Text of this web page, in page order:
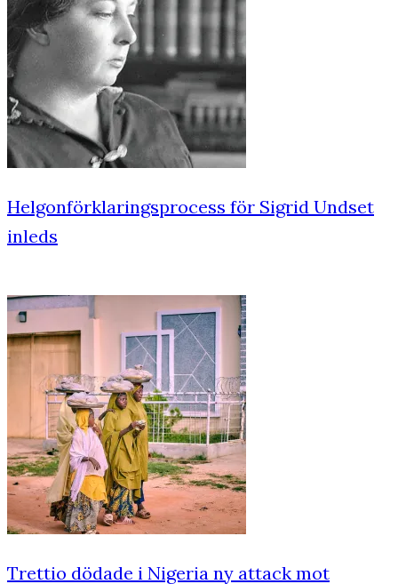
Helgonförklaringsprocess för Sigrid Undset
inleds
Trettio dödade i Nigeria ny attack mot